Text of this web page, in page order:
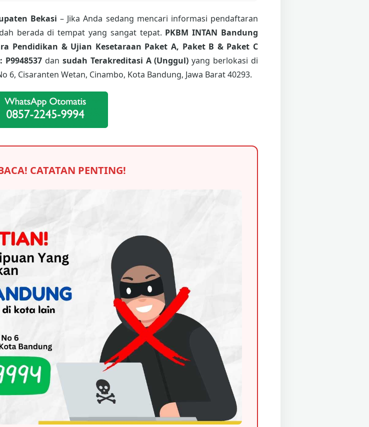
Bekasi – Jika Anda sedang mencari informasi pendaftaran
berada di tempat yang sangat tepat. PKBM INTAN Bandung
Pendidikan & Ujian Kesetaraan Paket A, Paket B & Paket C
dan sudah Terakreditasi A (Unggul) yang berlokasi di
6, Cisaranten Wetan, Cinambo, Kota Bandung, Jawa Barat 40293.
CATATAN PENTING!